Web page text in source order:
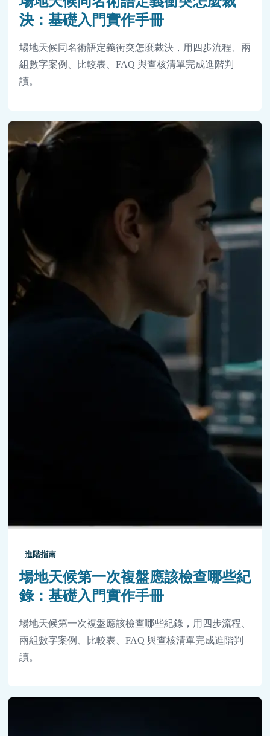
決：基礎入門實作手冊
場地天候同名術語定義衝突怎麼裁決，用四步流程、兩
組數字案例、比較表、FAQ 與查核清單完成進階判
讀。
進階指南
場地天候第一次複盤應該檢查哪些紀
錄：基礎入門實作手冊
場地天候第一次複盤應該檢查哪些紀錄，用四步流程、
兩組數字案例、比較表、FAQ 與查核清單完成進階判
讀。